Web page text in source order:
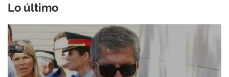
Lo último